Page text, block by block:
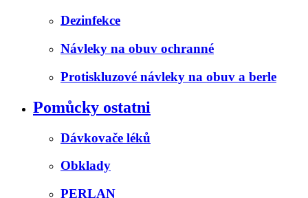
Dezinfekce
Návleky na obuv ochranné
Protiskluzové návleky na obuv a berle
Pomůcky ostatni
Dávkovače léků
Obklady
PERLAN